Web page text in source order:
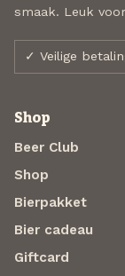
smaak. Leuk
✓ Veilige
Shop
Beer Club
Shop
Bierpakket
Bier cadeau
Giftcard